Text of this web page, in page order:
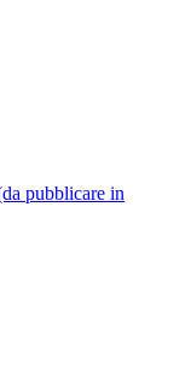
pubblicare in